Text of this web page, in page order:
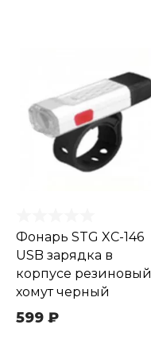
Фонарь STG XC-146
USB зарядка в
корпусе резиновый
хомут черный
599 ₽